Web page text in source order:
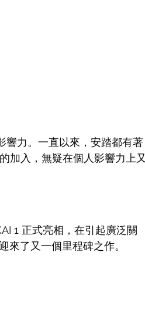
響力。一直以來，安踏都有著
加入，無疑在個人影響力上又
1 正式亮相，在引起廣泛關
來了又一個里程碑之作。